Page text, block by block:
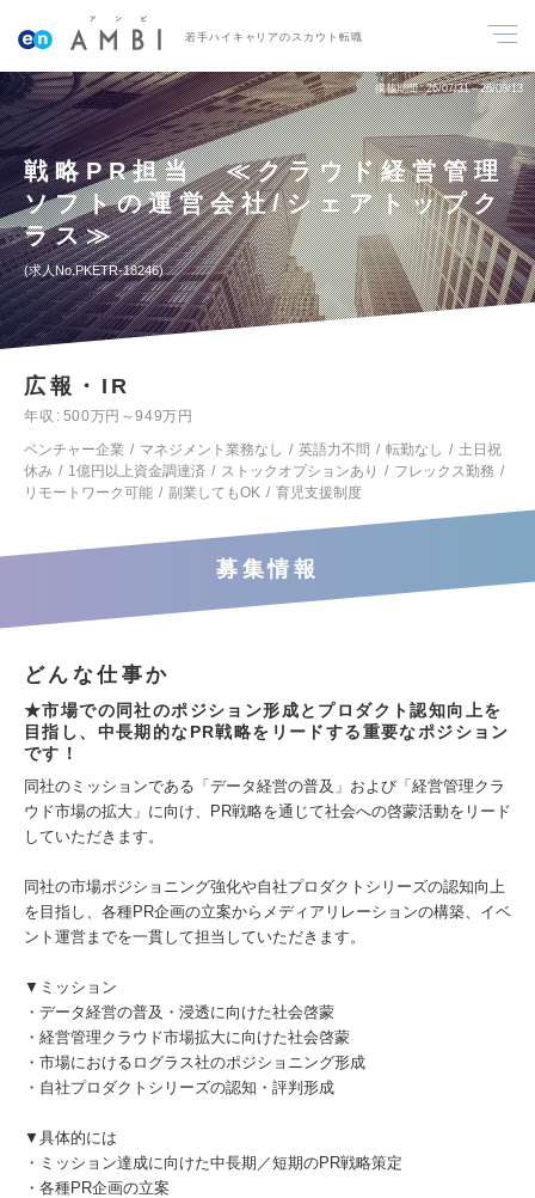
若手ハイキャリアのスカウト転職
掲載期間 26/07/31～26/08/13
戦略PR担当 ≪クラウド経営管理
ソフトの運営会社/シェアトップク
ラス≫
求人No.PKETR-18246
広報・IR
年収
500万円～949万円
ベンチャー企業
マネジメント業務なし 英語力不問 転勤なし
土日祝
休み
1億円以上資金調達済 ストックオプションあり
フレックス勤務
リモートワーク可能
副業してもOK 育児支援制度
募集情報
どんな仕事か
★市場での同社のポジション形成とプロダクト認知向上を
目指し、中長期的なPR戦略をリードする重要なポジション
です！
同社のミッションである「データ経営の普及」および「経営管理クラ
ウド市場の拡大」に向け、PR戦略を通じて社会への啓蒙活動をリード
していただきます。
同社の市場ポジショニング強化や自社プロダクトシリーズの認知向上
を目指し、各種PR企画の立案からメディアリレーションの構築、イベ
ント運営までを一貫して担当していただきます。
▼ミッション
・データ経営の普及・浸透に向けた社会啓蒙
・経営管理クラウド市場拡大に向けた社会啓蒙
・市場におけるログラス社のポジショニング形成
・自社プロダクトシリーズの認知・評判形成
▼具体的には
・ミッション達成に向けた中長期／短期のPR戦略策定
・各種PR企画の立案